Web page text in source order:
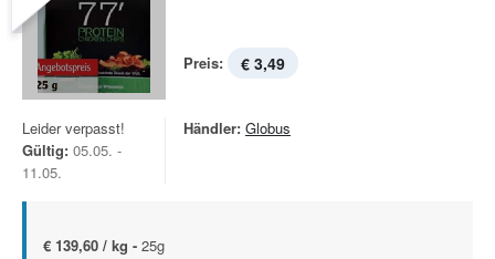
Preis: € 3,49
Leider verpasst!
Gültig: 05.05. -
11.05.
Händler: Globus
€ 139,60 / kg - 25g